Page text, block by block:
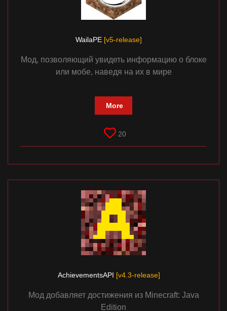
WailaPE [v5-release]
Мод, позволяющий увидеть информацию о блоке
или мобе, наведя на их в мире
More
20
AchievementsAPI [v4.3-release]
Мод добавляет достижения из Minecraft: Java
Edition